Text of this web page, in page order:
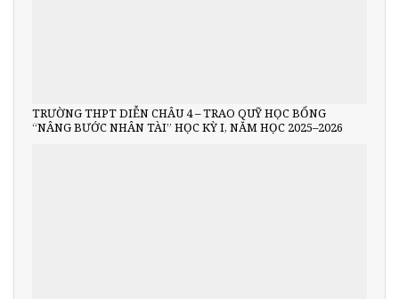
TRƯỜNG THPT DIỄN CHÂU 4 – TRAO QUỸ HỌC BỔNG
“NÂNG BƯỚC NHÂN TÀI” HỌC KỲ I, NĂM HỌC 2025–2026